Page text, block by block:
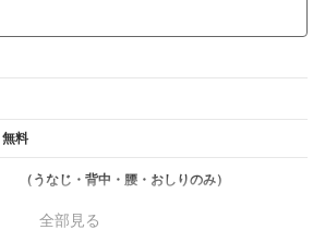
無料
（うなじ・背中・腰・おしりのみ）
全部見る